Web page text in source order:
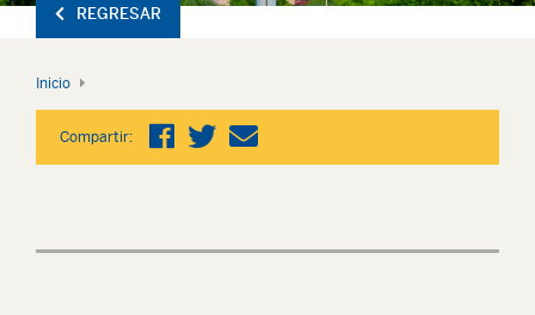
REGRESAR
Inicio
Compartir: